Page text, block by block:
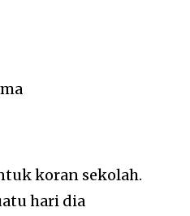
koran sekolah.
hari dia